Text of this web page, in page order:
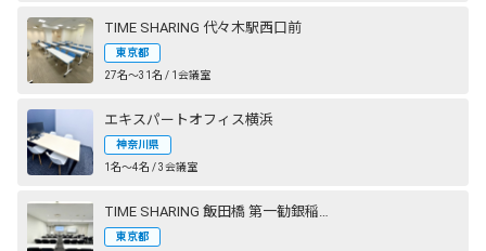
TIME SHARING 代々木駅西口前
東京都
27名〜31名 / 1会議室
エキスパートオフィス横浜
神奈川県
1名〜4名 / 3会議室
東京都